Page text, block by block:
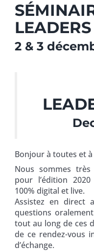
LEADERS
2 & 3
Bonjour à toutes et
Nous sommes
pour l’édition
100% digital et live.
Assistez en direct
questions
tout au long de ces
de ce rendez-vous
d’échange.